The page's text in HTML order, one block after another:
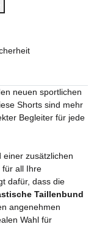
neuen sportlichen
Shorts sind mehr
Begleiter für jede
einer zusätzlichen
für all Ihre
dafür, dass die
Taillenbund
angenehmen
Wahl für